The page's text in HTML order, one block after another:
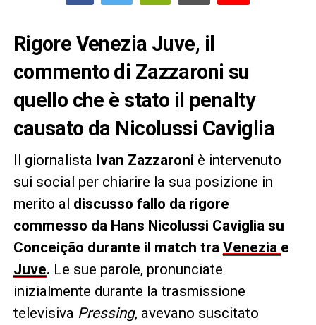
Rigore Venezia Juve, il
commento di Zazzaroni su
quello che è stato il penalty
causato da Nicolussi Caviglia
Il giornalista Ivan Zazzaroni è intervenuto
sui social per chiarire la sua posizione in
merito al discusso fallo da rigore
commesso da Hans Nicolussi Caviglia su
Conceição durante il match tra Venezia e
Juve. Le sue parole, pronunciate
inizialmente durante la trasmissione
televisiva Pressing, avevano suscitato